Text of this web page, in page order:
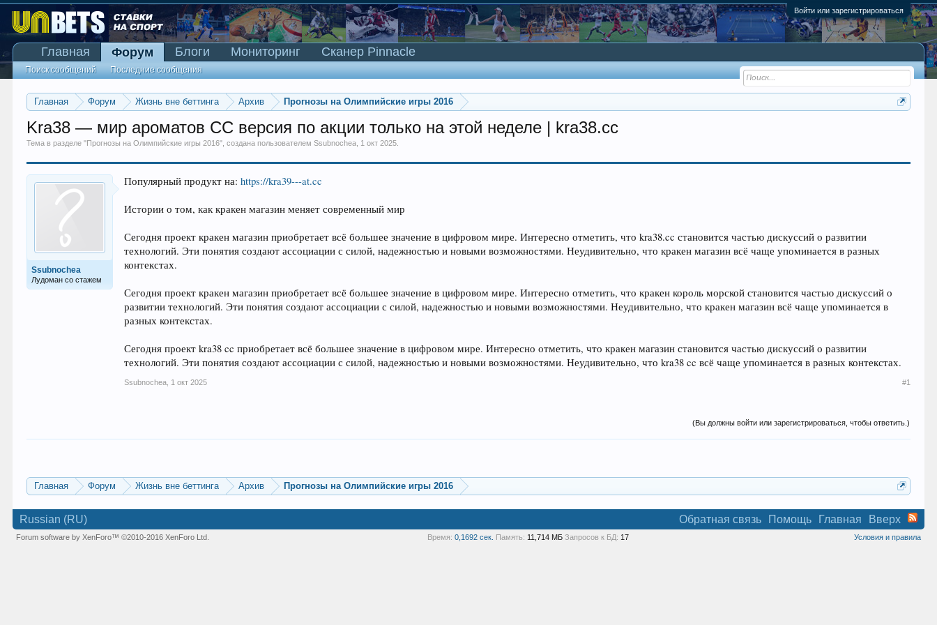
Войти или зарегистрироваться
Главная Форум Жизнь вне беттинга Архив Прогнозы на Олимпийские игры 2016
Kra38 — мир ароматов CC версия по акции только на этой неделе | kra38.cc
Тема в разделе "Прогнозы на Олимпийские игры 2016", создана пользователемSsubnochea 1 окт 2025
Ssubnochea
Лудоман со стажем
Популярный продукт на:https://kra39---at.cc
Истории о том, как кракен магазин меняет современный мир
Сегодня проект кракен магазин приобретает всё большее значение в цифровом мире. Интересно отметить, что kra38.cc становится частью дискуссий о развитии
технологий. Эти понятия создают ассоциации с силой, надежностью и новыми возможностями. Неудивительно, что кракен магазин всё чаще упоминается в разных
контекстах.
Сегодня проект кракен магазин приобретает всё большее значение в цифровом мире. Интересно отметить, что кракен король морской становится частью дискуссий о
развитии технологий. Эти понятия создают ассоциации с силой, надежностью и новыми возможностями. Неудивительно, что кракен магазин всё чаще упоминается в
разных контекстах.
Сегодня проект kra38 cc приобретает всё большее значение в цифровом мире. Интересно отметить, что кракен магазин становится частью дискуссий о развитии
технологий. Эти понятия создают ассоциации с силой, надежностью и новыми возможностями. Неудивительно, что kra38 cc всё чаще упоминается в разных контекстах.
Ssubnochea 1 окт 2025 #1
(Вы должны войти или зарегистрироваться, чтобы ответить.)
Главная Форум Жизнь вне беттинга Архив Прогнозы на Олимпийские игры 2016
Главная Форум
Поиск сообщений Последние сообщения
Блоги Мониторинг Сканер Pinnacle
Russian (RU) Обратная связь Помощь Главная Вверх
Условия и правила
Forum software by XenForo™©2010-2016 XenForo Ltd. Время: 0,1692 сек. Память: 11,714 МБ Запросов к БД: 17